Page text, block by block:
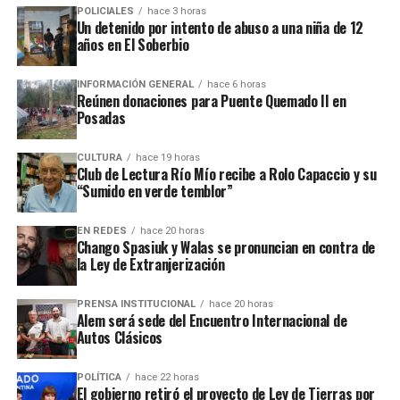
‘Ley de Inviolabilidad de la Propiedad Privada’, ha
tomado la decisión de votar en contra de la totalidad del
Capítulo III, que modifica la Ley de Tierras N.o. 26.737”.
Siempre en tercera persona, el documento sostiene que
Arce “reafirma su compromiso con la promoción de las
inversiones productivas que generen empleo y valor
agregado, en un marco de seguridad jurídica que
también contemple la protección del interés público, el
ambiente y la soberanía sobre los recursos estratégicos
de nuestra provincia y la república”.
Capítulo 3
El proyecto de “Ley de Inviolabilidad de la Propiedad
Privada” del gobierno de La Libertad Avanza consiste en
un paquete de reformas para limitar la intervención
estatal sobre los bienes privados, acelerar la
POLICIALES hace 3 horas
Un detenido por intento de abuso a una niña de 12
años en El Soberbio
INFORMACIÓN GENERAL hace 6 horas
Reúnen donaciones para Puente Quemado II en
Posadas
CULTURA hace 19 horas
Club de Lectura Río Mío recibe a Rolo Capaccio y su
“Sumido en verde temblor”
EN REDES hace 20 horas
Chango Spasiuk y Walas se pronuncian en contra de
la Ley de Extranjerización
PRENSA INSTITUCIONAL hace 20 horas
Alem será sede del Encuentro Internacional de
Autos Clásicos
POLÍTICA hace 22 horas
El gobierno retiró el proyecto de Ley de Tierras por